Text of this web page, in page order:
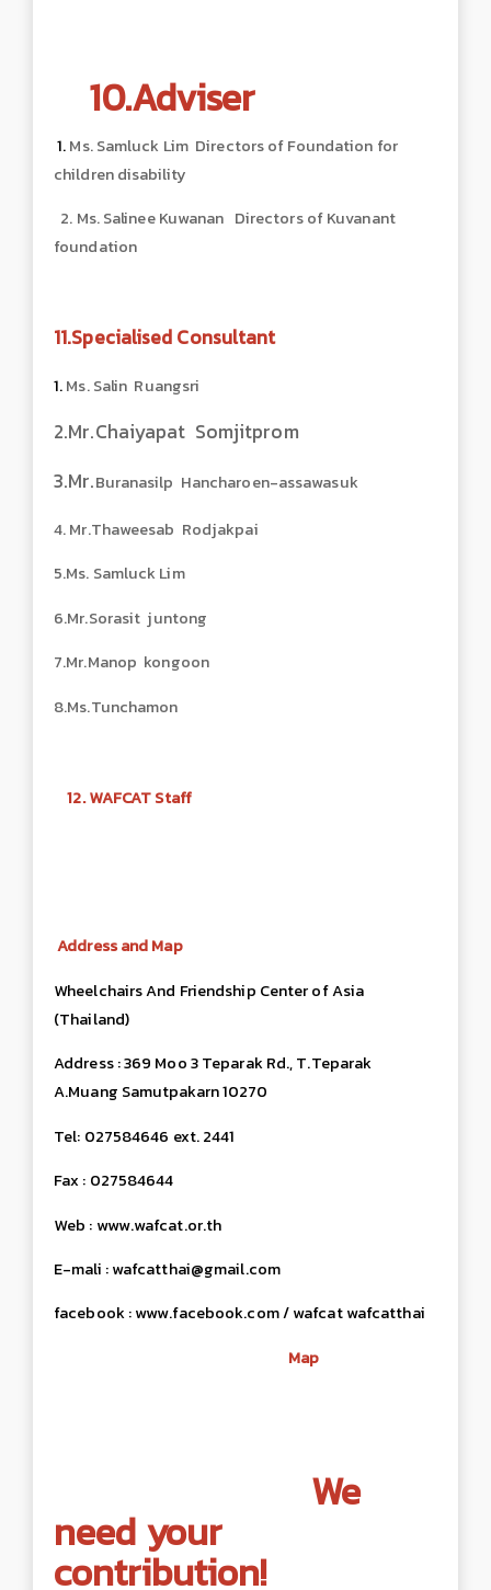
10.Adviser
1.Ms. Samluck Lim Directors of Foundation for
children disability
2. Ms. Salinee Kuwanan Directors of Kuvanant
foundation
11.Specialised Consultant
1.Ms. Salin Ruangsri
2.Mr.Chaiyapat Somjitprom
3.Mr.Buranasilp Hancharoen-assawasuk
4. Mr.Thaweesab Rodjakpai
5.Ms. Samluck Lim
6.Mr.Sorasit juntong
7.Mr.Manop kongoon
8.Ms.Tunchamon
12. WAFCAT Staff
Address and Map
Wheelchairs And Friendship Center of Asia
(Thailand)
Address : 369 Moo 3 Teparak Rd., T.Teparak
A.Muang Samutpakarn 10270
Tel: 027584646 ext. 2441
Fax : 027584644
Web : www.wafcat.or.th
E-mali : wafcatthai@gmail.com
facebook : www.facebook.com / wafcat wafcatthai
Map
We
need your
contribution!